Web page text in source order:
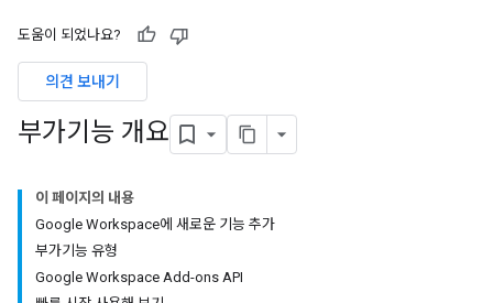
도움이 되었나요?
의견 보내기
부가기능 개요
이 페이지의 내용
Google Workspace에 새로운 기능 추가
부가기능 유형
Google Workspace Add-ons API